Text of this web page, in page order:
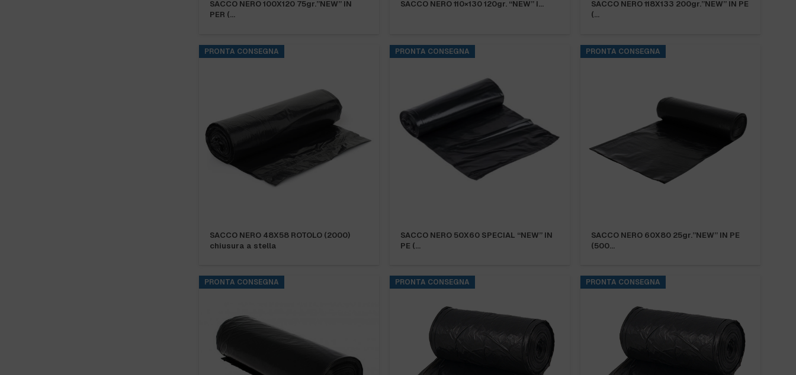
SACCO NERO 100X120 75gr.”NEW” IN
PER (…
SACCO NERO 110×130 120gr. “NEW” I…
SACCO NERO 118X133 200gr.”NEW” IN PE
(…
PRONTA CONSEGNA
SACCO NERO 48X58 ROTOLO (2000)
chiusura a stella
PRONTA CONSEGNA
SACCO NERO 50X60 SPECIAL “NEW” IN
PE (…
PRONTA CONSEGNA
SACCO NERO 60X80 25gr.”NEW” IN PE
(500…
PRONTA CONSEGNA PRONTA CONSEGNA PRONTA CONSEGNA